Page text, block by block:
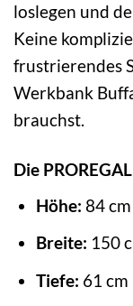
loslegen und
Keine
frustrierendes
Werkbank
brauchst.
Die
Höhe: 84 cm
Breite: 150
Tiefe: 61 cm